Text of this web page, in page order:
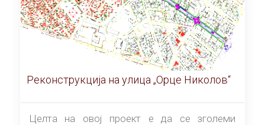
Реконструкција на улица „Орце Николов“
Целта на овој проект е да се зголеми